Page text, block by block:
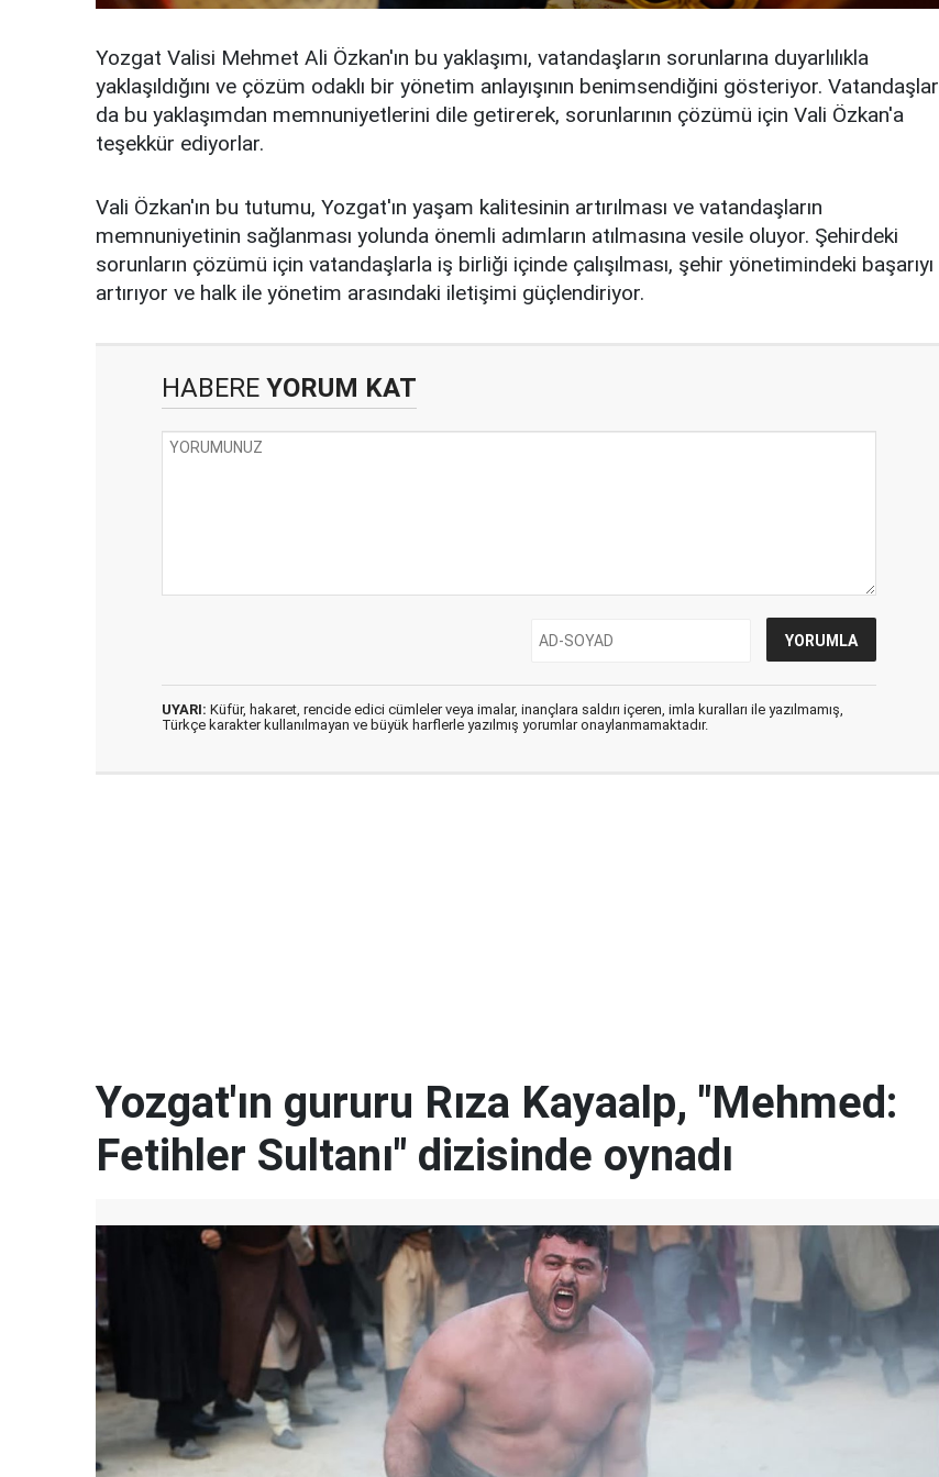
Yozgat Valisi Mehmet Ali Özkan'ın bu yaklaşımı, vatandaşların sorunlarına duyarlılıkla
yaklaşıldığını ve çözüm odaklı bir yönetim anlayışının benimsendiğini gösteriyor. Vatandaşlar
da bu yaklaşımdan memnuniyetlerini dile getirerek, sorunlarının çözümü için Vali Özkan'a
teşekkür ediyorlar.
Vali Özkan'ın bu tutumu, Yozgat'ın yaşam kalitesinin artırılması ve vatandaşların
memnuniyetinin sağlanması yolunda önemli adımların atılmasına vesile oluyor. Şehirdeki
sorunların çözümü için vatandaşlarla iş birliği içinde çalışılması, şehir yönetimindeki başarıyı
artırıyor ve halk ile yönetim arasındaki iletişimi güçlendiriyor.
HABERE YORUM KAT
UYARI: Küfür, hakaret, rencide edici cümleler veya imalar, inançlara saldırı içeren, imla kuralları ile yazılmamış,
Türkçe karakter kullanılmayan ve büyük harflerle yazılmış yorumlar onaylanmamaktadır.
Yozgat'ın gururu Rıza Kayaalp, "Mehmed:
Fetihler Sultanı" dizisinde oynadı